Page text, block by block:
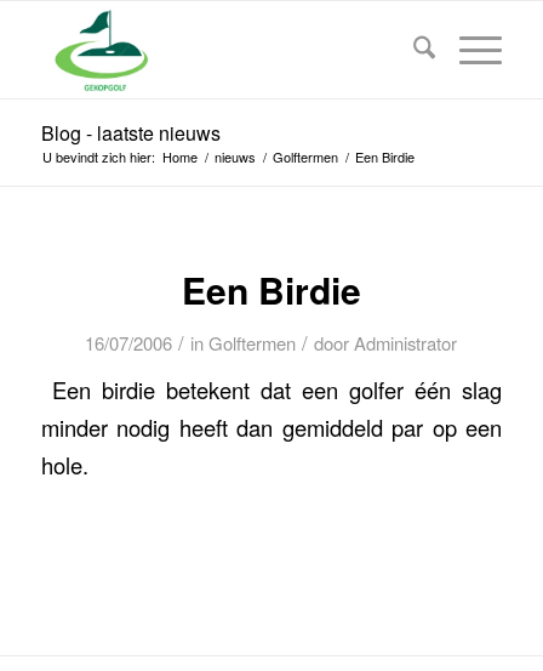
Blog - laatste nieuws
U bevindt zich hier: Home / nieuws / Golftermen / Een Birdie
Een Birdie
16/07/2006 / inGolftermen / door Administrator
Een birdie betekent dat een golfer één slag
minder nodig heeft dan gemiddeld par op een
hole.